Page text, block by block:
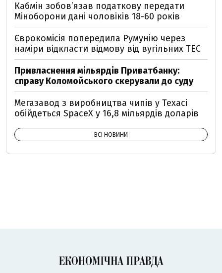
Кабмін зобовʼязав податкову передати
Міноборони дані чоловіків 18-60 років
Єврокомісія попередила Румунію через
наміри відкласти відмову від вугільних ТЕС
Привласнення мільярдів Приватбанку:
справу Коломойського скерували до суду
Мегазавод з виробництва чипів у Техасі
обійдеться SpaceX у 16,8 мільярдів доларів
ВСІ НОВИНИ